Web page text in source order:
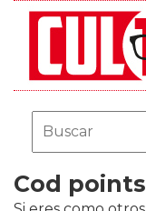
Cod